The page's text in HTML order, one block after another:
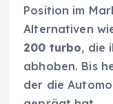
Position im
Alternativen
200 turbo, die
abhoben. Bis
der die